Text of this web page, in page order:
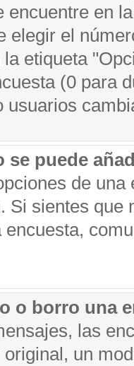
encuentre en
elegir el
etiqueta
(0 para
usuarios
se puede
de una
Si sientes que
o borro una
las
un